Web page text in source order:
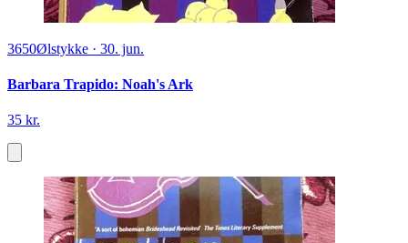
3650Ølstykke · 30. jun.
Barbara Trapido: Noah's Ark
35 kr.